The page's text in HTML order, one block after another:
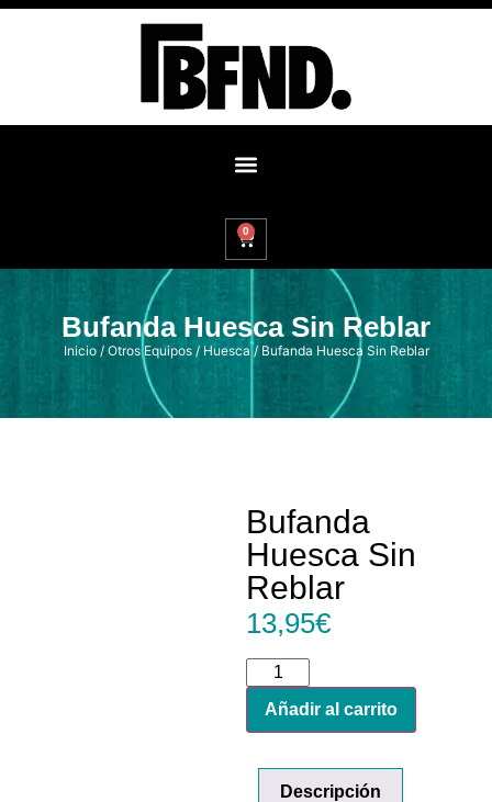
0
Bufanda Huesca Sin Reblar
Inicio/ Otros Equipos/ Huesca/ Bufanda Huesca Sin Reblar
Bufanda
Huesca Sin
Reblar
13,95€
Añadir al carrito
Descripción